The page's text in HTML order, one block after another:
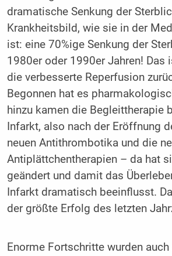
dramatische Senkung der
Krankheitsbild, wie sie in der
ist: eine 70%ige Senkung der
1980er oder 1990er Jahren! Das
die verbesserte Reperfusion
Begonnen hat es
hinzu kamen die Begleittherapie
Infarkt, also nach der Eröffnung
neuen Antithrombotika und die
Antiplättchentherapien – da hat
geändert und damit das
Infarkt dramatisch beeinflusst.
der größte Erfolg des letzten
Enorme Fortschritte wurden